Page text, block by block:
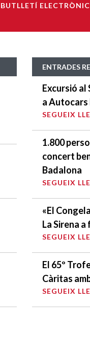
ELECTRÒNIC
ENTRADES
Excursió al
a Autocars
SEGUEIX
1.800
concert
Badalona
SEGUEIX
«El
La Sirena
SEGUEIX
El 65º
Càritas
SEGUEIX